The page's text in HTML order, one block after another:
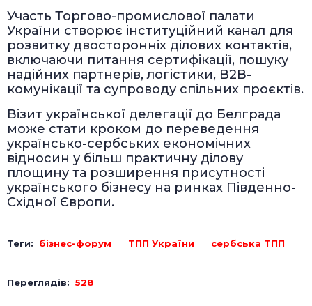
Участь Торгово-промислової палати
України створює інституційний канал для
розвитку двосторонніх ділових контактів,
включаючи питання сертифікації, пошуку
надійних партнерів, логістики, B2B-
комунікації та супроводу спільних проєктів.
Візит української делегації до Белграда
може стати кроком до переведення
українсько-сербських економічних
відносин у більш практичну ділову
площину та розширення присутності
українського бізнесу на ринках Південно-
Східної Європи.
Теги: бізнес-форум ТПП України сербська ТПП
Переглядів: 528